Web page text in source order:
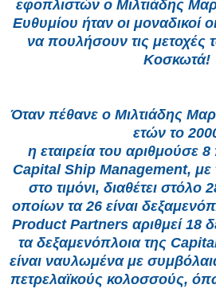
εφοπλιστών ο Μιλτιάδης
Ευθυμίου ήταν οι μοναδικοί
να πουλήσουν τις μετοχές
Κοσκωτά!
Όταν πέθανε ο Μιλτιάδης
ετών το
η εταιρεία του αριθμούσε
Capital Ship Μanagement, με
στο τιμόνι, διαθέτει στόλο
οποίων τα 26 είναι
Ρroduct Ρartners αριθμεί 18
τα δεξαμενόπλοια της
είναι ναυλωμένα με
πετρελαϊκούς κολοσσούς,